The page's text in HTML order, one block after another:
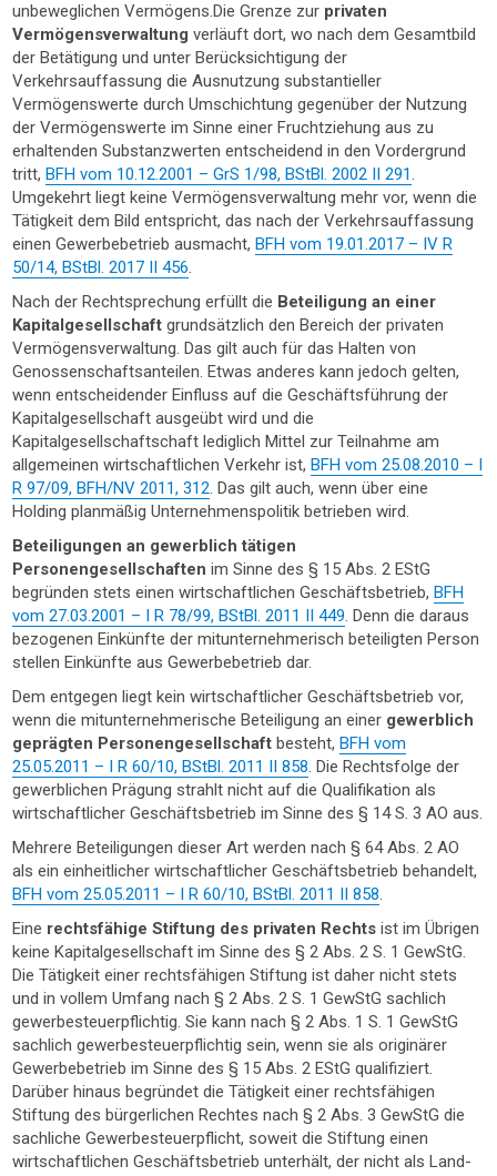
unbeweglichen Vermögens.Die Grenze zur privaten
Vermögensverwaltung verläuft dort, wo nach dem Gesamtbild
der Betätigung und unter Berücksichtigung der
Verkehrsauffassung die Ausnutzung substantieller
Vermögenswerte durch Umschichtung gegenüber der Nutzung
der Vermögenswerte im Sinne einer Fruchtziehung aus zu
erhaltenden Substanzwerten entscheidend in den Vordergrund
tritt,BFH vom 10.12.2001 – GrS 1/98, BStBl. 2002 II 291.
Umgekehrt liegt keine Vermögensverwaltung mehr vor, wenn die
Tätigkeit dem Bild entspricht, das nach der Verkehrsauffassung
einen Gewerbebetrieb ausmacht,BFH vom 19.01.2017 – IV R
50/14, BStBl. 2017 II 456.
Nach der Rechtsprechung erfüllt die Beteiligung an einer
Kapitalgesellschaftgrundsätzlich den Bereich der privaten
Vermögensverwaltung. Das gilt auch für das Halten von
Genossenschaftsanteilen. Etwas anderes kann jedoch gelten,
wenn entscheidender Einfluss auf die Geschäftsführung der
Kapitalgesellschaft ausgeübt wird und die
Kapitalgesellschaftschaft lediglich Mittel zur Teilnahme am
allgemeinen wirtschaftlichen Verkehr ist,BFH vom 25.08.2010 – I
R 97/09, BFH/NV 2011, 312. Das gilt auch, wenn über eine
Holding planmäßig Unternehmenspolitik betrieben wird.
Beteiligungen an gewerblich tätigen
Personengesellschaftenim Sinne des § 15 Abs. 2 EStG
begründen stets einen wirtschaftlichen Geschäftsbetrieb,BFH
vom 27.03.2001 – I R 78/99, BStBl. 2011 II 449. Denn die daraus
bezogenen Einkünfte der mitunternehmerisch beteiligten Person
stellen Einkünfte aus Gewerbebetrieb dar.
Dem entgegen liegt kein wirtschaftlicher Geschäftsbetrieb vor,
wenn die mitunternehmerische Beteiligung an einer gewerblich
geprägten Personengesellschaftbesteht,BFH vom
25.05.2011 – I R 60/10, BStBl. 2011 II 858. Die Rechtsfolge der
gewerblichen Prägung strahlt nicht auf die Qualifikation als
wirtschaftlicher Geschäftsbetrieb im Sinne des § 14 S. 3 AO aus.
Mehrere Beteiligungen dieser Art werden nach § 64 Abs. 2 AO
als ein einheitlicher wirtschaftlicher Geschäftsbetrieb behandelt,
BFH vom 25.05.2011 – I R 60/10, BStBl. 2011 II 858.
Eine rechtsfähige Stiftung des privaten Rechts ist im Übrigen
keine Kapitalgesellschaft im Sinne des § 2 Abs. 2 S. 1 GewStG.
Die Tätigkeit einer rechtsfähigen Stiftung ist daher nicht stets
und in vollem Umfang nach § 2 Abs. 2 S. 1 GewStG sachlich
gewerbesteuerpflichtig. Sie kann nach § 2 Abs. 1 S. 1 GewStG
sachlich gewerbesteuerpflichtig sein, wenn sie als originärer
Gewerbebetrieb im Sinne des § 15 Abs. 2 EStG qualifiziert.
Darüber hinaus begründet die Tätigkeit einer rechtsfähigen
Stiftung des bürgerlichen Rechtes nach § 2 Abs. 3 GewStG die
sachliche Gewerbesteuerpflicht, soweit die Stiftung einen
wirtschaftlichen Geschäftsbetrieb unterhält, der nicht als Land-